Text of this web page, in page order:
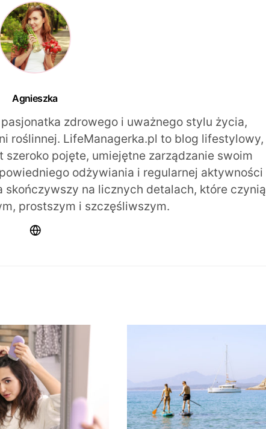
Agnieszka
zdrowego i uważnego stylu życia,
roślinnej. LifeManagerka.pl to blog lifestylowy,
pojęte, umiejętne zarządzanie swoim
odżywiania i regularnej aktywności
na licznych detalach, które czynią
prostszym i szczęśliwszym.